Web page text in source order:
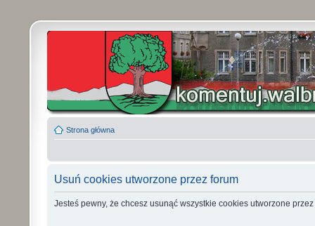
Strona główna
Usuń cookies utworzone przez forum
Jesteś pewny, że chcesz usunąć wszystkie cookies utworzone